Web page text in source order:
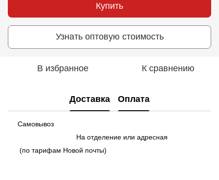
Купить
Узнать оптовую стоимость
В избранное К сравнению
Доставка Оплата
Самовывоз
На отделение или адресная
(по тарифам Новой почты)